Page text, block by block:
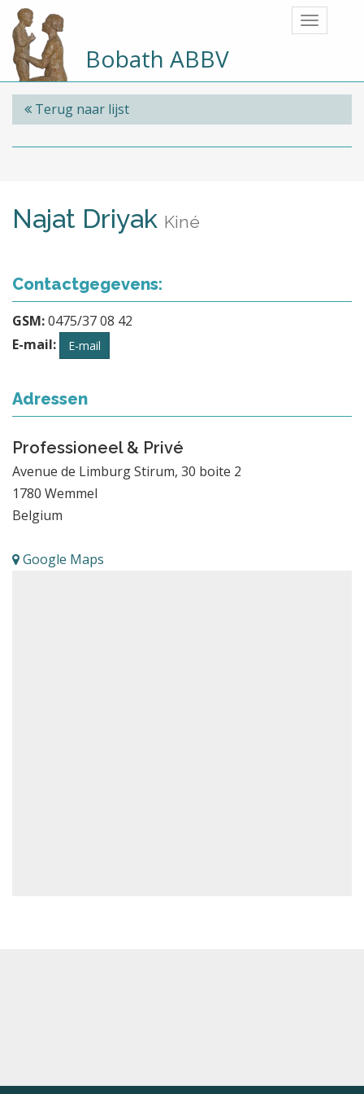
Bobath ABBV
Terug naar lijst
Najat Driyak Kiné
Contactgegevens:
GSM:0475/37 08 42
E-mail:
E-mail
Adressen
Professioneel & Privé
Avenue de Limburg Stirum, 30 boite 2
1780 Wemmel
Belgium
Google Maps